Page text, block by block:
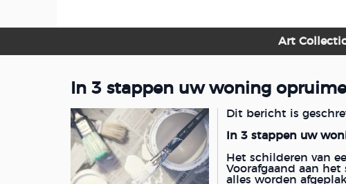
Art
In 3 stappen uw woning
Dit bericht is
In 3 stappen uw
Het schilderen van
Voorafgaand aan
alles worden